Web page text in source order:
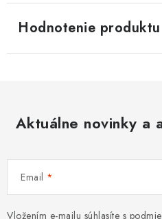
Hodnotenie
Aktuálne novinky a
Email
Vložením e-mailu súhlasíte s